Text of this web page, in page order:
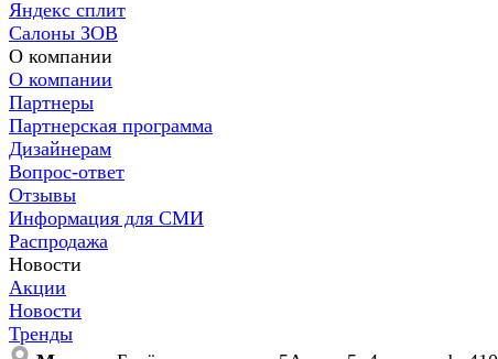
Яндекс сплит
Салоны ЗОВ
О компании
О компании
Партнеры
Партнерская программа
Дизайнерам
Вопрос-ответ
Отзывы
Информация для СМИ
Распродажа
Новости
Акции
Новости
Тренды